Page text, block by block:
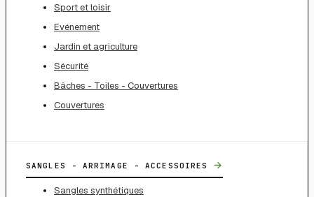
Sport et loisir
Evénement
Jardin et agriculture
Sécurité
Bâches - Toiles - Couvertures
Couvertures
SANGLES - ARRIMAGE - ACCESSOIRES →
Sangles synthétiques